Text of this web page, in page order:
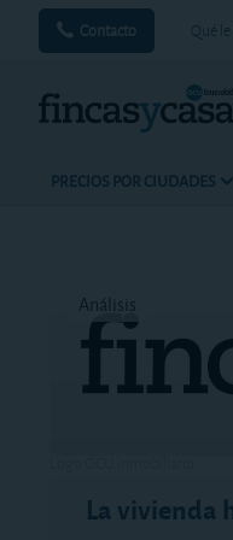
Contacto Qué
PRECIOS POR CIUDADES
Análisis
La vivienda